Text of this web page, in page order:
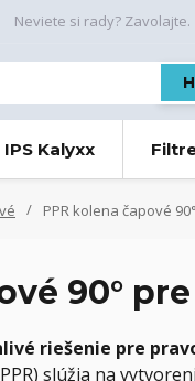
Neviete si rady? Zavolajte.
Kalyxx
PPR kolena čapové 90°
90°
riešenie pre
slúžia na